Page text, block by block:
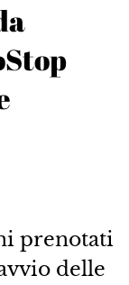
prenotati
delle